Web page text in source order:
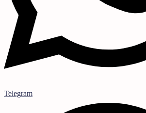
Telegram